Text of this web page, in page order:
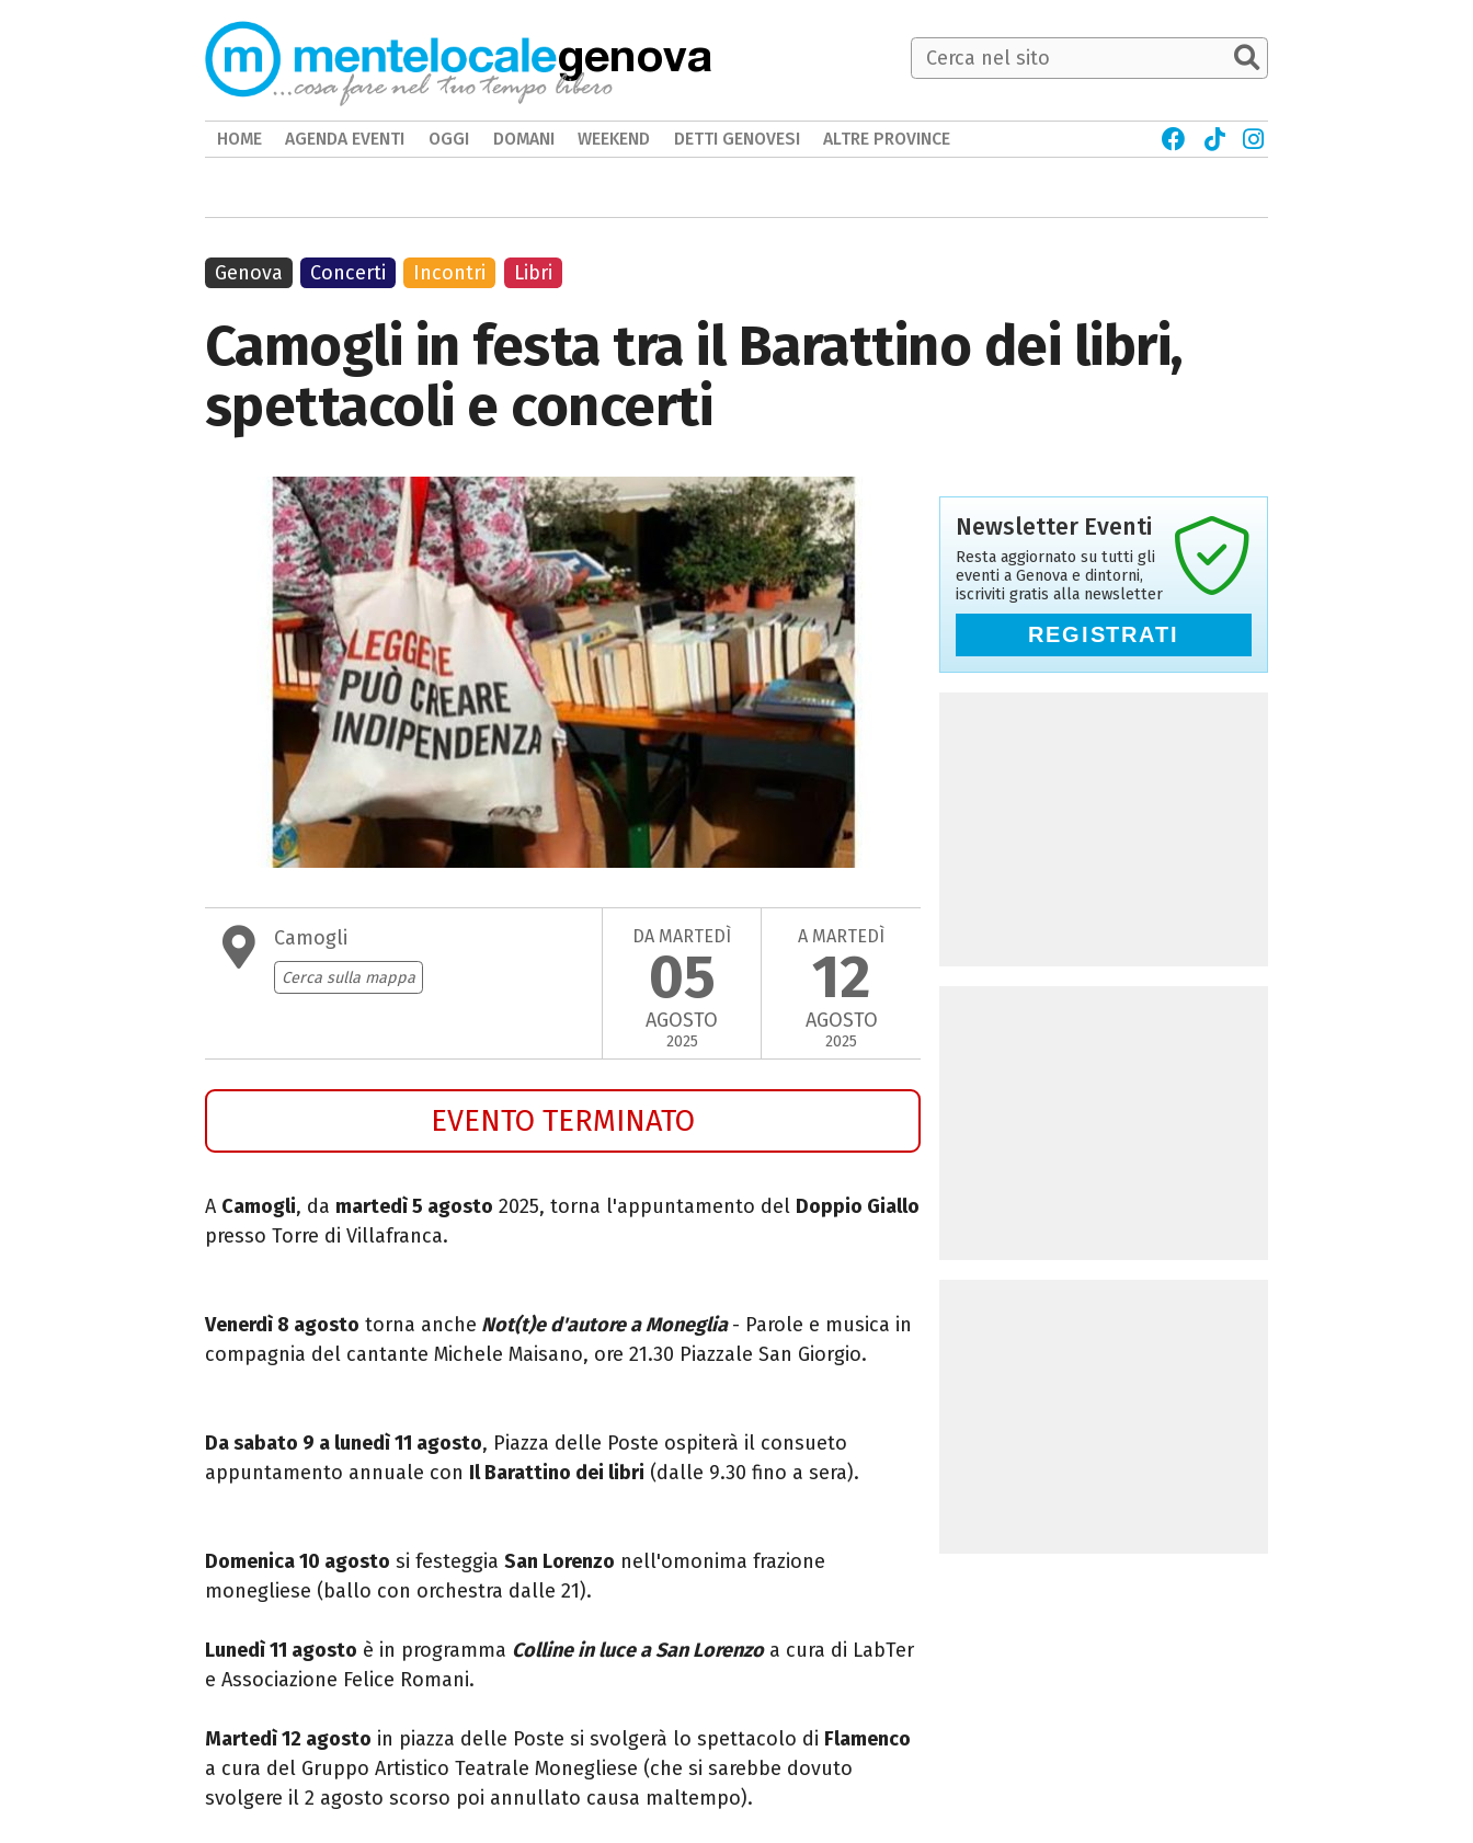
Camogli in festa tra il Barattino dei libri,
spettacoli e concerti
Camogli
Cerca sulla mappa
DA MARTEDÌ
05
AGOSTO
2025
A MARTEDÌ
12
AGOSTO
2025
EVENTO TERMINATO
A Camogli, da martedì 5 agosto 2025, torna l'appuntamento del Doppio Giallo
presso Torre di Villafranca.
Venerdì 8 agosto torna anche Not(t)e d'autore a Moneglia- Parole e musica in
compagnia del cantante Michele Maisano, ore 21.30 Piazzale San Giorgio.
Da sabato 9 a lunedì 11 agosto, Piazza delle Poste ospiterà il consueto
appuntamento annuale con Il Barattino dei libri (dalle 9.30 fino a sera).
Domenica 10 agosto si festeggia San Lorenzo nell'omonima frazione
monegliese (ballo con orchestra dalle 21).
Lunedì 11 agosto è in programma Colline in luce a San Lorenzoa cura di LabTer
e Associazione Felice Romani.
Martedì 12 agosto in piazza delle Poste si svolgerà lo spettacolo di Flamenco
a cura del Gruppo Artistico Teatrale Monegliese (che si sarebbe dovuto
svolgere il 2 agosto scorso poi annullato causa maltempo).
Genova Concerti Incontri Libri
Newsletter Eventi
Resta aggiornato su tutti gli
eventi a Genova e dintorni,
iscriviti gratis alla newsletter
REGISTRATI
genova
HOME AGENDA EVENTI OGGI DOMANI WEEKEND DETTI GENOVESI ALTRE PROVINCE